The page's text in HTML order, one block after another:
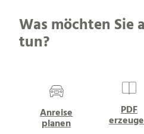
Was möchten Sie
tun?
Anreise
planen
PDF